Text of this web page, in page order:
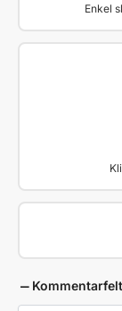
Enkel
Kommentarfelt